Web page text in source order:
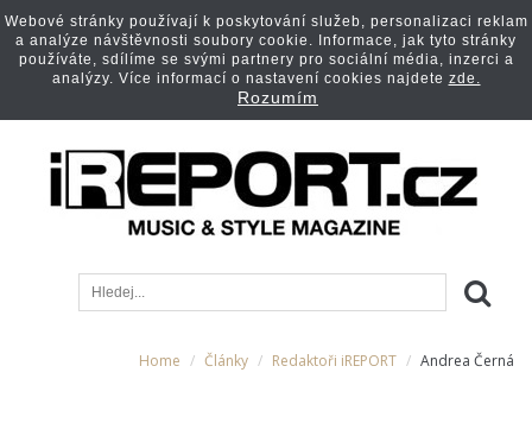
Home Články Redaktoři iREPORT Andrea Černá
Webové stránky používají k poskytování služeb, personalizaci reklam
a analýze návštěvnosti soubory cookie. Informace, jak tyto stránky
používáte, sdílíme se svými partnery pro sociální média, inzerci a
analýzy. Více informací o nastavení cookies najdete zde.
Rozumím